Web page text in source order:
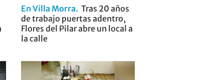
En Villa Morra Tras 20 años
de trabajo puertas adentro,
Flores del Pilar abre un local a
la calle